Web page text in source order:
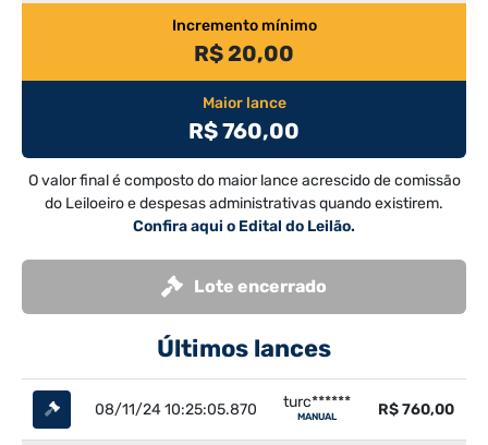
Incremento mínimo
R$ 20,00
Maior lance
R$ 760,00
O valor final é composto do maior lance acrescido de comissão
do Leiloeiro e despesas administrativas quando existirem.
Confira aqui o Edital do Leilão.
Lote encerrado
Últimos lances
08/11/24 10:25:05.870 turc******
MANUAL R$ 760,00